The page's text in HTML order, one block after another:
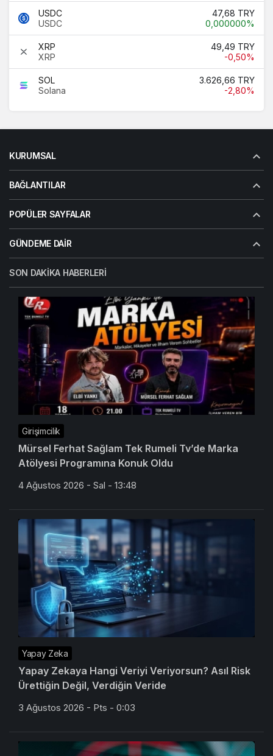
USDC
USDC
47,68 TRY
0,000000%
XRP
XRP
49,49 TRY
-0,50%
SOL
Solana
3.626,66 TRY
-2,80%
KURUMSAL
BAĞLANTILAR
POPÜLER SAYFALAR
GÜNDEME DAIR
SON DAKIKA HABERLERI
Girişimcilik
Mürsel Ferhat Sağlam Tek Rumeli Tv’de Marka
Atölyesi Programına Konuk Oldu
4 Ağustos 2026 - Sal - 13:48
Yapay Zeka
Yapay Zekaya Hangi Veriyi Veriyorsun? Asıl Risk
Ürettiğin Değil, Verdiğin Veride
3 Ağustos 2026 - Pts - 0:03